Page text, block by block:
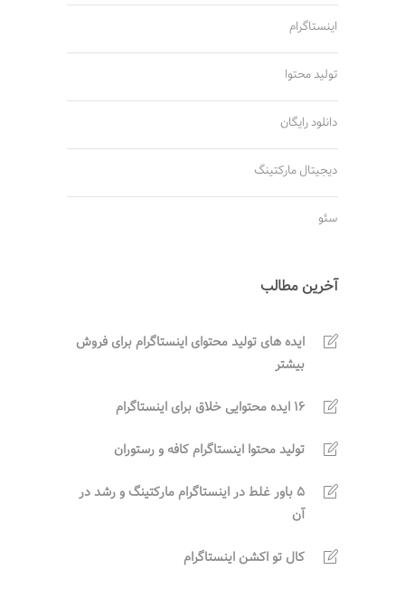
اینستاگرام
تولید محتوا
دانلود رایگان
دیجیتال مارکتینگ
سئو
آخرین مطالب
ایده های تولید محتوای اینستاگرام برای فروش
بیشتر
16 ایده محتوایی خلاق برای اینستاگرام
تولید محتوا اینستاگرام کافه و رستوران
5 باور غلط در اینستاگرام مارکتینگ و رشد در
آن
کال تو اکشن اینستاگرام